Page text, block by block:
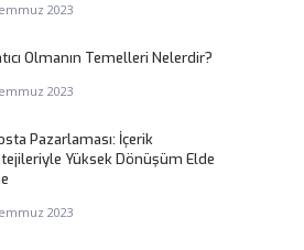
2023
Olmanın Temelleri Nelerdir?
2023
Pazarlaması: İçerik
Yüksek Dönüşüm Elde
2023